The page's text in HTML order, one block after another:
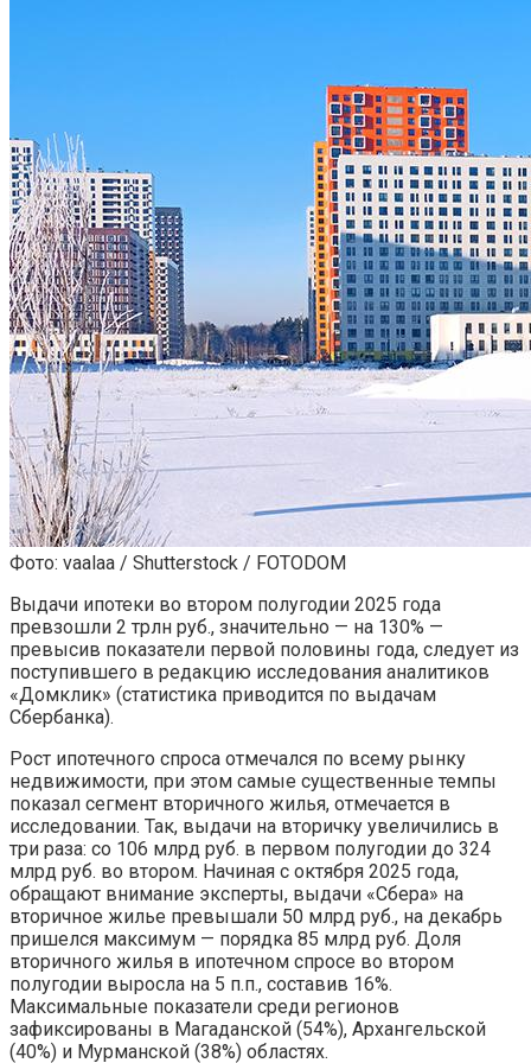
Фото: vaalaa / Shutterstock / FOTODOM
Выдачи ипотеки во втором полугодии 2025 года
превзошли 2 трлн руб., значительно — на 130% —
превысив показатели первой половины года, следует из
поступившего в редакцию исследования аналитиков
«Домклик» (статистика приводится по выдачам
Сбербанка).
Рост ипотечного спроса отмечался по всему рынку
недвижимости, при этом самые существенные темпы
показал сегмент вторичного жилья, отмечается в
исследовании. Так, выдачи на вторичку увеличились в
три раза: со 106 млрд руб. в первом полугодии до 324
млрд руб. во втором. Начиная с октября 2025 года,
обращают внимание эксперты, выдачи «Сбера» на
вторичное жилье превышали 50 млрд руб., на декабрь
пришелся максимум — порядка 85 млрд руб. Доля
вторичного жилья в ипотечном спросе во втором
полугодии выросла на 5 п.п., составив 16%.
Максимальные показатели среди регионов
зафиксированы в Магаданской (54%), Архангельской
(40%) и Мурманской (38%) областях.